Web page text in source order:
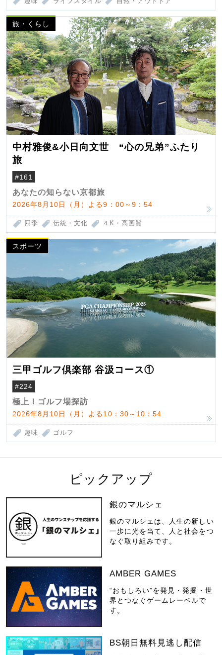
旅・くらし
中村雅俊&小日向文世 “心の兄弟”ふたり
旅
#161
あなたの知らない京都旅
2026年8月10日（月）よる9：00～9：54
四季 伝統・文化 ４K・高画質
スポーツ
三甲ゴルフ倶楽部 谷汲コース①
#224
極上！ゴルフ場探訪
2026年8月10日（月）よる10：30～10：54
趣味 ゴルフ
ピックアップ
銀のマルシェ
銀のマルシェは、人生の新しい
一歩に光を当て、人と社会をつ
なぐ取り組みです。
AMBER GAMES
“おもしろい”を発見・発掘・世
界とつなぐゲームレーベルで
す。
BS朝日無料見逃し配信